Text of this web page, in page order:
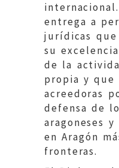
entrega a
jurídicas que
su
de la
propia y que
acreedoras
defensa de
aragoneses
en Aragón
fronteras.